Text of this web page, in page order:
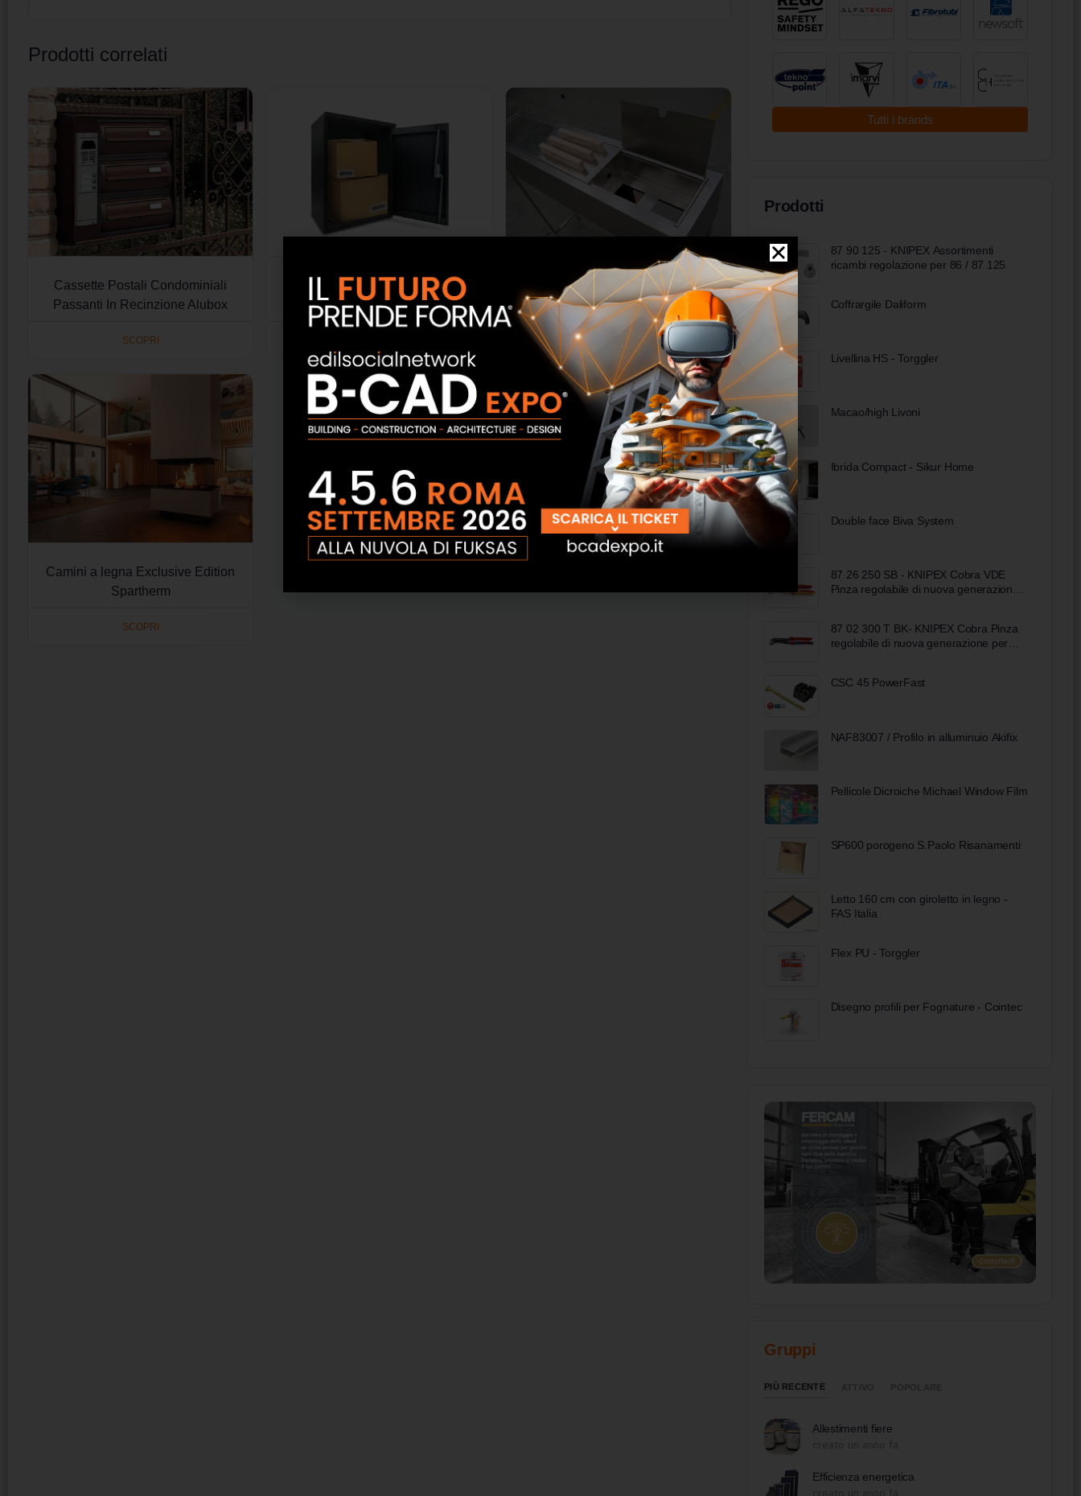
Prodotti correlati
Cassette Postali Condominiali
Passanti In Recinzione Alubox
SCOPRI
Cassette Postali Portapacchi
Alubox
Canali attrezzati
SCOPRI
Camini a legna Exclusive Edition
Spartherm
SCOPRI
Tutti i brands
Prodotti
87 90 125 - KNIPEX Assortimenti
ricambi regolazione per 86 / 87 125
Coffrargile Daliform
Livellina HS - Torggler
Macao/high Livoni
Ibrida Compact - Sikur Home
Double face Biva System
87 26 250 SB - KNIPEX Cobra VDE
Pinza regolabile di nuova generazione
87 02 300 T BK- KNIPEX Cobra Pinza
regolabile di nuova generazione per
CSC 45 PowerFast
NAF83007 / Profilo in alluminuio Akifix
Pellicole Dicroiche Michael Window Film
SP600 porogeno S.Paolo Risanamenti
Letto 160 cm con giroletto in legno -
FAS Italia
Flex PU - Torggler
Disegno profili per Fognature - Cointec
Gruppi
PIÙ RECENTE
Allestimenti fiere
Efficienza energetica